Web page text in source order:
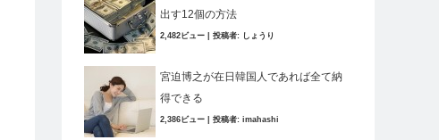
出す12個の方法
2,482ビュー 投稿者: しょうり
宮迫博之が在日韓国人であれば全て納
得できる
2,386ビュー 投稿者: imahashi